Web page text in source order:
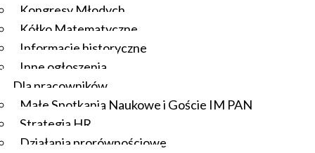
Kongresy Młodych
Kółko Matematyczne
Informacje historyczne
Inne ogłoszenia
Dla pracowników
Małe Spotkania Naukowe i Goście IM PAN
Strategia HR
Działania prorównościowe